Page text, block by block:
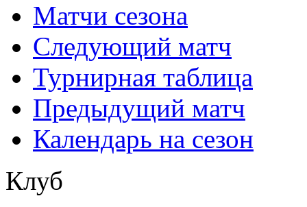
Матчи сезона
Следующий матч
Турнирная таблица
Предыдущий матч
Календарь на сезон
Клуб